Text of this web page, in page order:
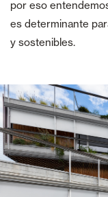
por eso
es determinante
y sostenibles.